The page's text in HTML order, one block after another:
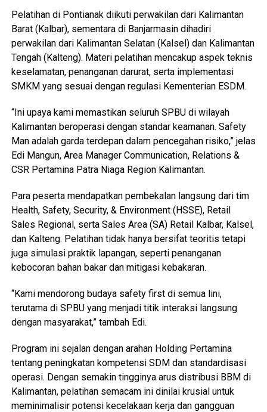
Pelatihan di Pontianak diikuti perwakilan dari Kalimantan
Barat (Kalbar), sementara di Banjarmasin dihadiri
perwakilan dari Kalimantan Selatan (Kalsel) dan Kalimantan
Tengah (Kalteng). Materi pelatihan mencakup aspek teknis
keselamatan, penanganan darurat, serta implementasi
SMKM yang sesuai dengan regulasi Kementerian ESDM.
“Ini upaya kami memastikan seluruh SPBU di wilayah
Kalimantan beroperasi dengan standar keamanan. Safety
Man adalah garda terdepan dalam pencegahan risiko,” jelas
Edi Mangun, Area Manager Communication, Relations &
CSR Pertamina Patra Niaga Region Kalimantan.
Para peserta mendapatkan pembekalan langsung dari tim
Health, Safety, Security, & Environment (HSSE), Retail
Sales Regional, serta Sales Area (SA) Retail Kalbar, Kalsel,
dan Kalteng. Pelatihan tidak hanya bersifat teoritis tetapi
juga simulasi praktik lapangan, seperti penanganan
kebocoran bahan bakar dan mitigasi kebakaran.
“Kami mendorong budaya safety first di semua lini,
terutama di SPBU yang menjadi titik interaksi langsung
dengan masyarakat,” tambah Edi.
Program ini sejalan dengan arahan Holding Pertamina
tentang peningkatan kompetensi SDM dan standardisasi
operasi. Dengan semakin tingginya arus distribusi BBM di
Kalimantan, pelatihan semacam ini dinilai krusial untuk
meminimalisir potensi kecelakaan kerja dan gangguan